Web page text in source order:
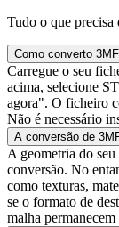
Tudo o que precisa
Como converto
Carregue o seu
acima, selecione
agora". O ficheiro
Não é necessário
A conversão de
A geometria do
conversão. No
como texturas,
se o formato de
malha permanecem